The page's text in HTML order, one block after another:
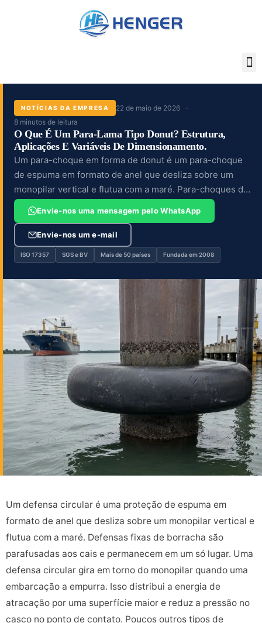
NOTÍCIAS DA EMPRESA
22 de maio de 2026
8 minutos de leitura
O Que É Um Para-Lama Tipo Donut? Estrutura,
Aplicações E Variáveis De Dimensionamento.
Um para-choque em forma de donut é um para-choque
de espuma em formato de anel que desliza sobre um
monopilar vertical e flutua com a maré. Para-choques de
borracha fixos são parafusados aos muros de cais e
permanecem...
Envie-nos uma mensagem pelo WhatsApp
Envie-nos um e-mail
ISO 17357 SGS e BV Mais de 50 países Fundada em 2008
Um defensa circular é uma proteção de espuma em
formato de anel que desliza sobre um monopilar vertical e
flutua com a maré. Defensas fixas de borracha são
parafusadas aos cais e permanecem em um só lugar. Uma
defensa circular gira em torno do monopilar quando uma
embarcação a empurra. Isso distribui a energia de
atracação por uma superfície maior e reduz a pressão no
casco no ponto de contato. Poucos outros tipos de